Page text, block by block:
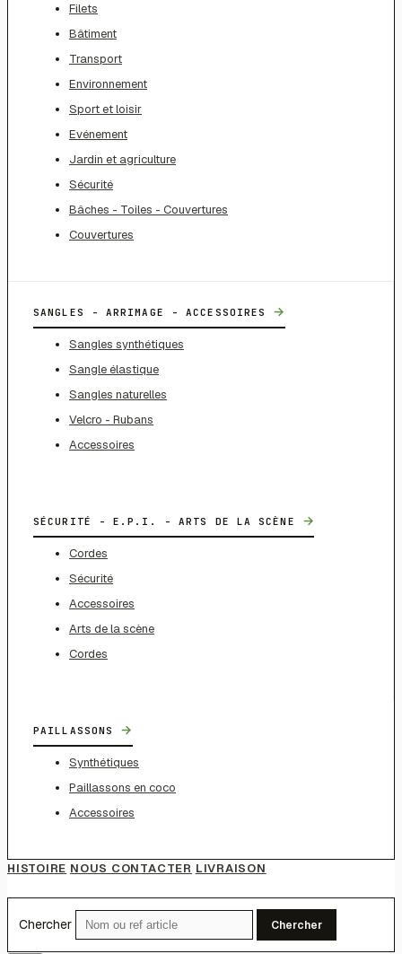
Filets
Bâtiment
Transport
Environnement
Sport et loisir
Evénement
Jardin et agriculture
Sécurité
Bâches - Toiles - Couvertures
Couvertures
SANGLES - ARRIMAGE - ACCESSOIRES →
Sangles synthétiques
Sangle élastique
Sangles naturelles
Velcro - Rubans
Accessoires
SÉCURITÉ - E.P.I. - ARTS DE LA SCÈNE →
Cordes
Sécurité
Accessoires
Arts de la scène
Cordes
PAILLASSONS →
Synthétiques
Paillassons en coco
Accessoires
HISTOIRE NOUS CONTACTER LIVRAISON
Chercher Chercher